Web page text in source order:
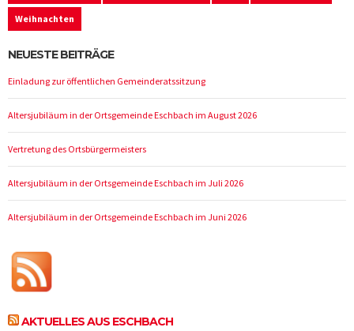
Weihnachten
NEUESTE BEITRÄGE
Einladung zur öffentlichen Gemeinderatssitzung
Altersjubiläum in der Ortsgemeinde Eschbach im August 2026
Vertretung des Ortsbürgermeisters
Altersjubiläum in der Ortsgemeinde Eschbach im Juli 2026
Altersjubiläum in der Ortsgemeinde Eschbach im Juni 2026
AKTUELLES AUS ESCHBACH